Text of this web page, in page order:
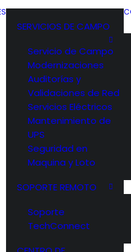
SERVICIOS DE CAMPO
Servicio de Campo
Modernizaciones
Auditorías y
Validaciones de Red
Servicios Eléctricos
Mantenimiento de
UPS
Seguridad en
Maquina y Loto
SOPORTE REMOTO
Soporte
TechConnect